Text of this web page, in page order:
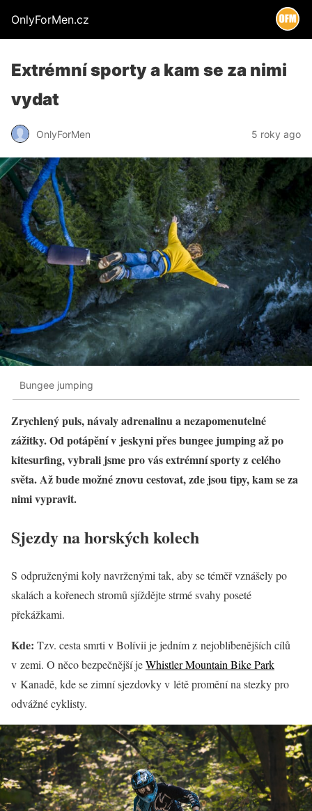
OnlyForMen.cz
Extrémní sporty a kam se za nimi
vydat
OnlyForMen 5 roky ago
Bungee jumping
Zrychlený puls, návaly adrenalinu a nezapomenutelné
zážitky. Od potápění v jeskyni přes bungee jumping až po
kitesurfing, vybrali jsme pro vás extrémní sporty z celého
světa. Až bude možné znovu cestovat, zde jsou tipy, kam se za
nimi vypravit.
Sjezdy na horských kolech
S odpruženými koly navrženými tak, aby se téměř vznášely po
skalách a kořenech stromů sjíždějte strmé svahy poseté
překážkami.
Kde: Tzv. cesta smrti v Bolívii je jedním z nejoblíbenějších cílů
v zemi. O něco bezpečnější jeWhistler Mountain Bike Park
v Kanadě, kde se zimní sjezdovky v létě promění na stezky pro
odvážné cyklisty.